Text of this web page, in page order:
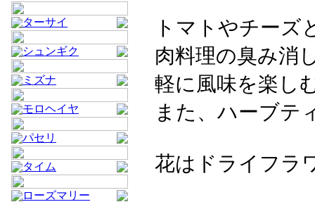
ターサイ
シュンギク
ミズナ
モロヘイヤ
パセリ
タイム
ローズマリー
トマトやチーズ
肉料理の臭み消
軽に風味を楽し
また、ハーブテ
花はドライフラ